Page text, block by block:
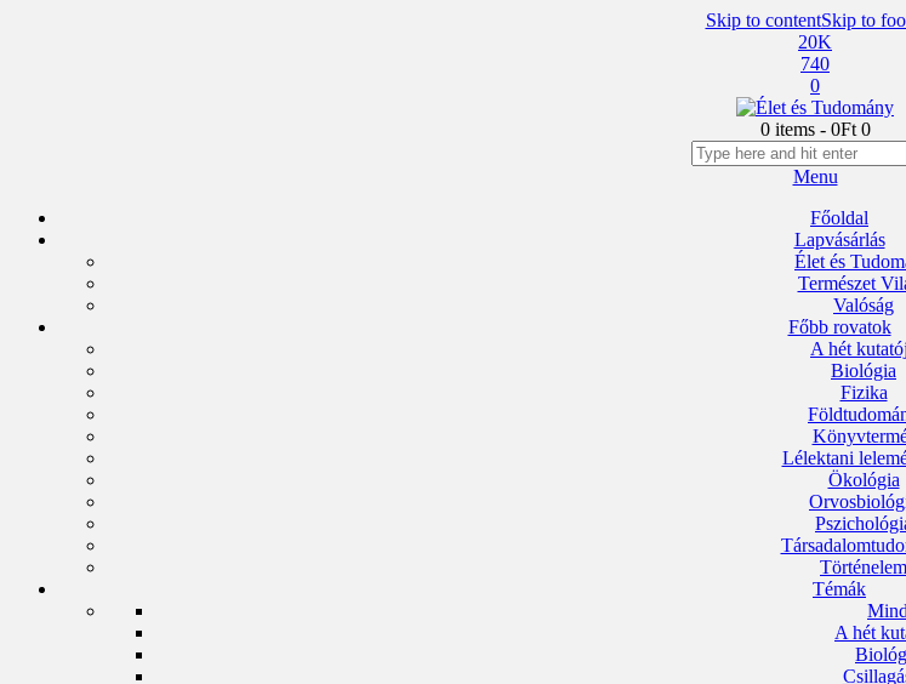
Skip to contentSkip to
20K
740
0
0 items - 0Ft 0
Menu
Főoldal
Lapvásárlás
Élet és
Természet
Valóság
Főbb rovatok
A hét
Biológia
Fizika
Lélektani
Ökológia
Történelem
Témák
Mind
A hét